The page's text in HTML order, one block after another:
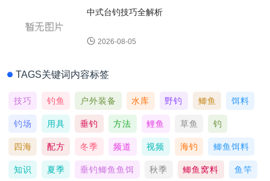
中式台钓技巧全解析
2026-08-05
TAGS关键词内容标签
技巧 钓鱼 户外装备 水库 野钓 鲫鱼 饵料
钓场 用具 垂钓 方法 鲤鱼 草鱼 钓
四海 配方 冬季 频道 视频 海钓 鲫鱼饵料
知识 夏季 垂钓鲫鱼鱼饵 秋季 鲫鱼窝料 鱼竿